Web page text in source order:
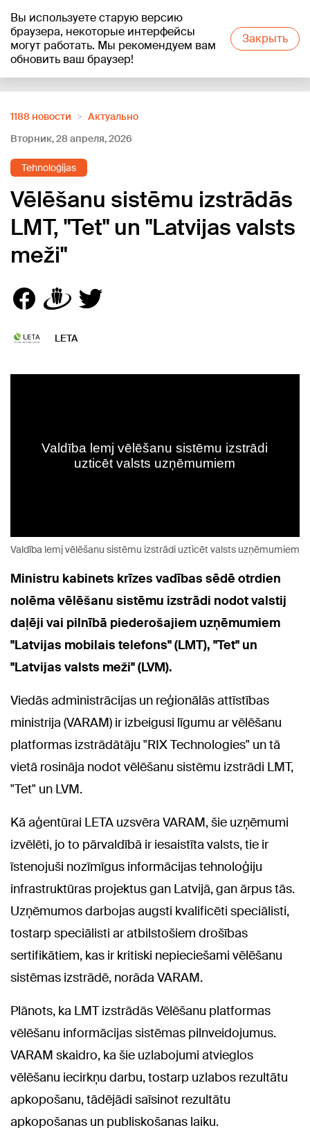
Вы используете старую версию
браузера, некоторые интерфейсы
могут работать. Мы рекомендуем вам
обновить ваш браузер!
Закрыть
+19°C
1188 новости
Актуально
Вторник, 28 апреля, 2026
Tehnoloģijas
Vēlēšanu sistēmu izstrādās
LMT, "Tet" un "Latvijas valsts
meži"
LETA
Valdība lemj vēlēšanu sistēmu izstrādi uzticēt valsts uzņēmumiem
Ministru kabinets krīzes vadības sēdē otrdien
nolēma vēlēšanu sistēmu izstrādi nodot valstij
daļēji vai pilnībā piederošajiem uzņēmumiem
"Latvijas mobilais telefons" (LMT), "Tet" un
"Latvijas valsts meži" (LVM).
Viedās administrācijas un reģionālās attīstības
ministrija (VARAM) ir izbeigusi līgumu ar vēlēšanu
platformas izstrādātāju "RIX Technologies" un tā
vietā rosināja nodot vēlēšanu sistēmu izstrādi LMT,
"Tet" un LVM.
Kā aģentūrai LETA uzsvēra VARAM, šie uzņēmumi
izvēlēti, jo to pārvaldībā ir iesaistīta valsts, tie ir
īstenojuši nozīmīgus informācijas tehnoloģiju
infrastruktūras projektus gan Latvijā, gan ārpus tās.
Uzņēmumos darbojas augsti kvalificēti speciālisti,
tostarp speciālisti ar atbilstošiem drošības
sertifikātiem, kas ir kritiski nepieciešami vēlēšanu
sistēmas izstrādē, norāda VARAM.
Plānots, ka LMT izstrādās Vēlēšanu platformas
vēlēšanu informācijas sistēmas pilnveidojumus.
VARAM skaidro, ka šie uzlabojumi atvieglos
vēlēšanu iecirkņu darbu, tostarp uzlabos rezultātu
apkopošanu, tādējādi saīsinot rezultātu
apkopošanas un publiskošanas laiku.